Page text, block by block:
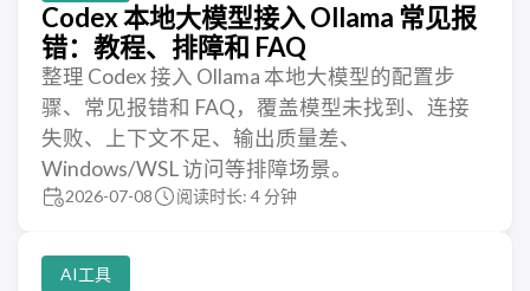
Codex 本地大模型接入 Ollama 常见报
错：教程、排障和 FAQ
整理 Codex 接入 Ollama 本地大模型的配置步
骤、常见报错和 FAQ，覆盖模型未找到、连接
失败、上下文不足、输出质量差、
Windows/WSL 访问等排障场景。
2026-07-08 阅读时长: 4 分钟
AI工具